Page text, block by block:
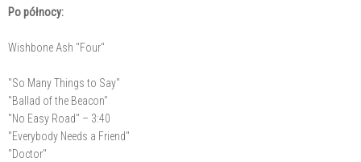
Po północy:
Wishbone Ash "Four"
"So Many Things to Say"
"Ballad of the Beacon"
"No Easy Road" – 3:40
"Everybody Needs a Friend"
"Doctor"